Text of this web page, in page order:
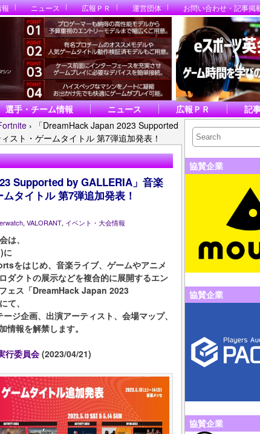
報 ニュース 広報ＰＲ 運営団体 お問い合わせ・記事掲
選手・チーム情報 ニュース 広報ＰＲ
記
›
「DreamHack Japan 2023 Supported
スト・ゲームタイトル 第7弾追加発表！
Supported by GALLERIA」音楽
タイトル 第7弾追加発表！
, VALORANT, イベント・大会情報
、
に
をはじめ、音楽ライブ、ゲームやアニメ
ダクトの展示などを複合的に展開するエン
ェス「DreamHack Japan 2023
、
ジ企画、出演アーティスト、会場マップ、
情報を解禁します。
行委員会 (2023/04/21)
協賛企業
協賛企業
協賛企業